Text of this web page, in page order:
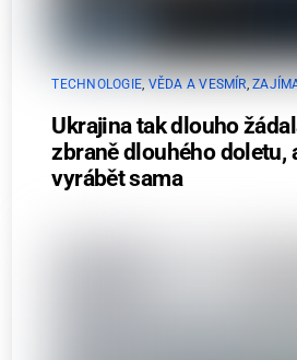
TECHNOLOGIE, VĚDA A VESMÍR,
Ukrajina tak dlouho
zbraně dlouhého doletu,
vyrábět sama